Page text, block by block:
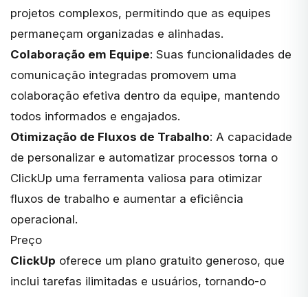
projetos complexos, permitindo que as equipes
permaneçam organizadas e alinhadas.
Colaboração em Equipe: Suas funcionalidades de
comunicação integradas promovem uma
colaboração efetiva dentro da equipe, mantendo
todos informados e engajados.
Otimização de Fluxos de Trabalho: A capacidade
de personalizar e automatizar processos torna o
ClickUp uma ferramenta valiosa para otimizar
fluxos de trabalho e aumentar a eficiência
operacional.
Preço
ClickUp oferece um plano gratuito generoso, que
inclui tarefas ilimitadas e usuários, tornando-o